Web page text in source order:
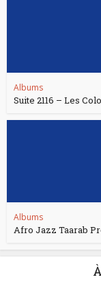
Albums
Suite 2116 – Les
Albums
Afro Jazz Taarab